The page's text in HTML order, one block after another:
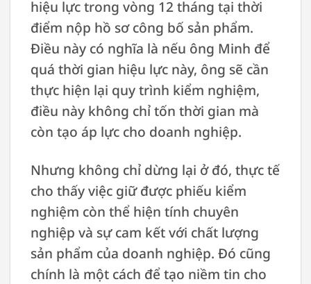
hiệu lực trong vòng 12 tháng tại thời
điểm nộp hồ sơ công bố sản phẩm.
Điều này có nghĩa là nếu ông Minh để
quá thời gian hiệu lực này, ông sẽ cần
thực hiện lại quy trình kiểm nghiệm,
điều này không chỉ tốn thời gian mà
còn tạo áp lực cho doanh nghiệp.
Nhưng không chỉ dừng lại ở đó, thực tế
cho thấy việc giữ được phiếu kiểm
nghiệm còn thể hiện tính chuyên
nghiệp và sự cam kết với chất lượng
sản phẩm của doanh nghiệp. Đó cũng
chính là một cách để tạo niềm tin cho